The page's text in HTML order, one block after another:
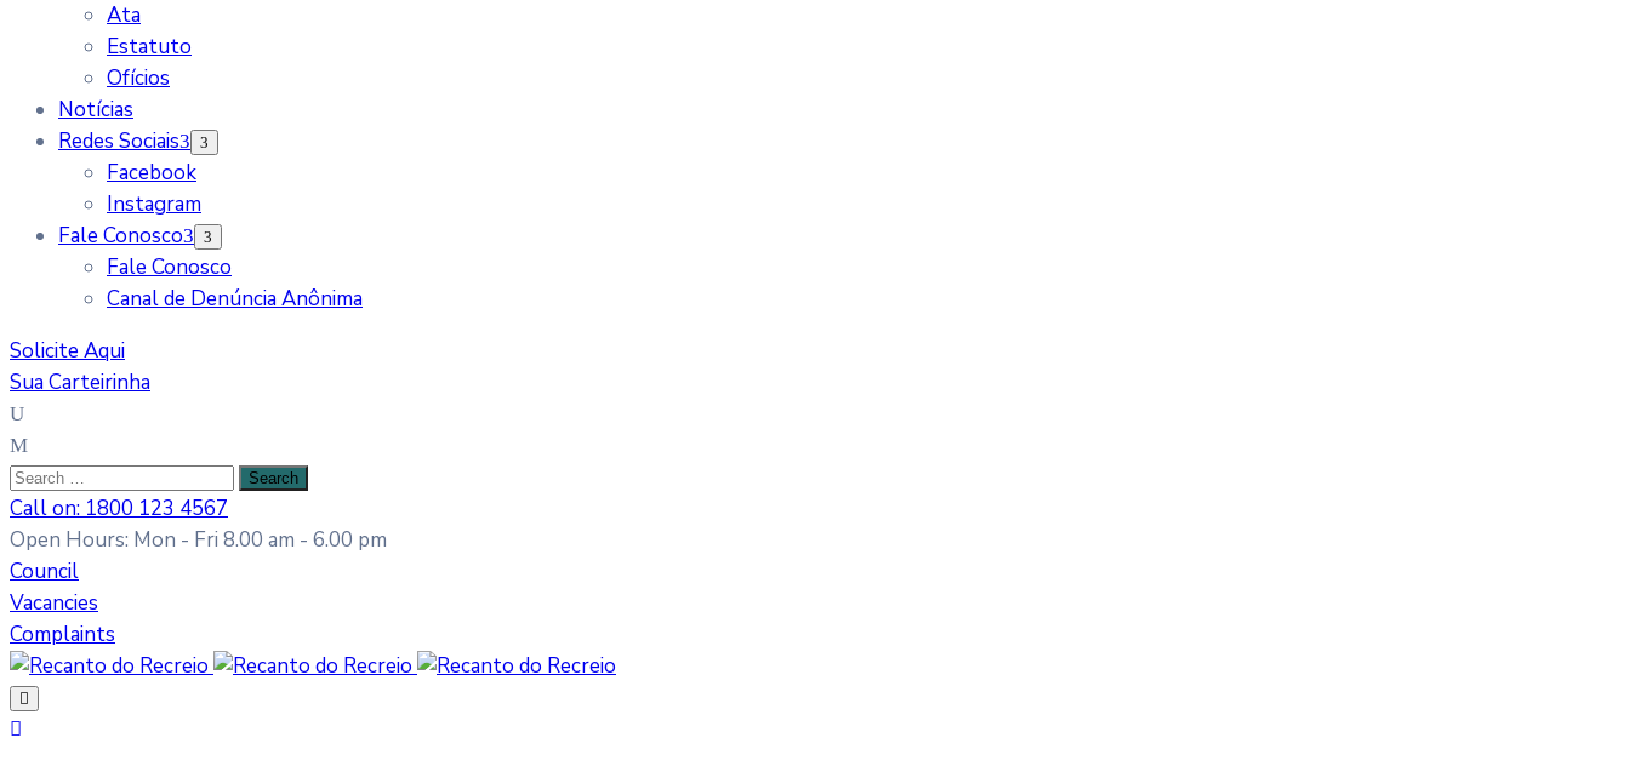
Ata
Estatuto
Ofícios
Notícias
Redes Sociais
Facebook
Instagram
Fale Conosco
Fale Conosco
Canal de Denúncia Anônima
Solicite Aqui
Sua Carteirinha
Call on: 1800 123 4567
Open Hours: Mon - Fri 8.00 am - 6.00 pm
Council
Vacancies
Complaints